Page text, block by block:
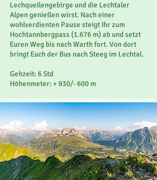
Lechquellengebirge und die Lechtaler
Alpen genießen wirst. Nach einer
wohlverdienten Pause steigt Ihr zum
Hochtannbergpass (1.676 m) ab und setzt
Euren Weg bis nach Warth fort. Von dort
bringt Euch der Bus nach Steeg im Lechtal.
Gehzeit: 6 Std
Höhenmeter: + 930/- 600 m